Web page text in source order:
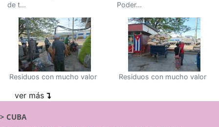
de t...
Poder...
Residuos con mucho valor Residuos con mucho valor
ver más
> CUBA